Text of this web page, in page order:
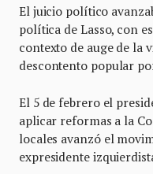
El juicio político
política de Lasso, con
contexto de auge de la
descontento popular
El 5 de febrero el
aplicar reformas a la
locales avanzó el
expresidente